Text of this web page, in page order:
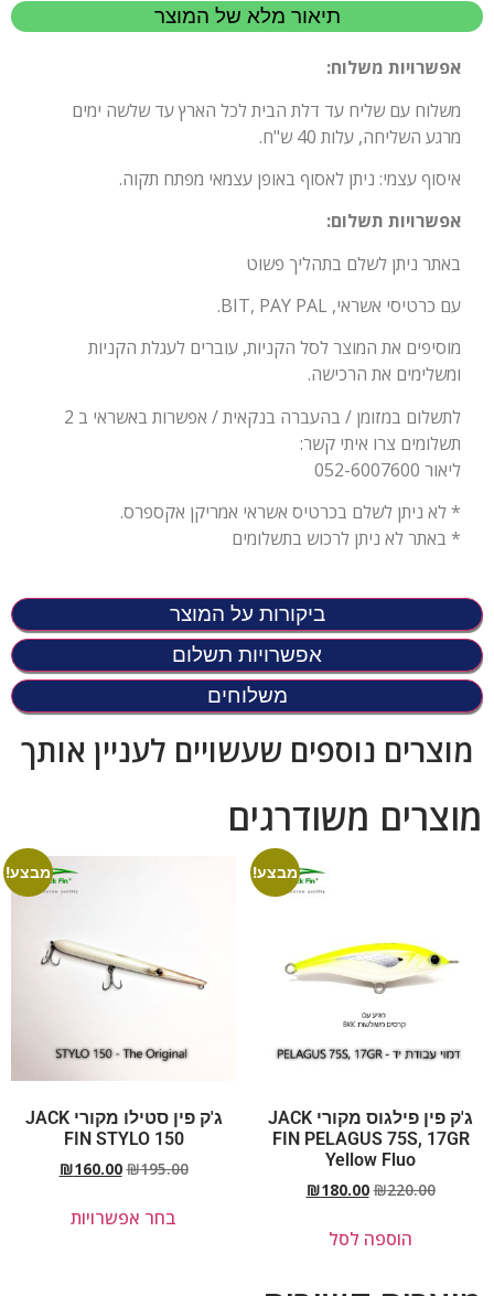
תיאור מלא של המוצר
ביקורות על המוצר
אפשרויות תשלום
משלוחים
אפשרויות משלוח:
משלוח עם שליח עד דלת הבית לכל הארץ עד שלשה ימים
מרגע השליחה, עלות 40 ש"ח.
איסוף עצמי: ניתן לאסוף באופן עצמאי מפתח תקוה.
אפשרויות תשלום:
באתר ניתן לשלם בתהליך פשוט
עם כרטיסי אשראי, BIT, PAY PAL.
מוסיפים את המוצר לסל הקניות, עוברים לעגלת הקניות
ומשלימים את הרכישה.
לתשלום במזומן / בהעברה בנקאית / אפשרות באשראי ב 2
תשלומים צרו איתי קשר:
ליאור 052-6007600
* לא ניתן לשלם בכרטיס אשראי אמריקן אקספרס.
* באתר לא ניתן לרכוש בתשלומים
מוצרים נוספים שעשויים לעניין אותך
מוצרים משודרגים
מבצע!
ג'ק פין פילגוס מקורי JACK
FIN PELAGUS 75S, 17GR
Yellow Fluo
₪220.00
₪180.00
הוספה לסל
מבצע!
ג'ק פין סטילו מקורי JACK
FIN STYLO 150
₪195.00
₪160.00
בחר אפשרויות